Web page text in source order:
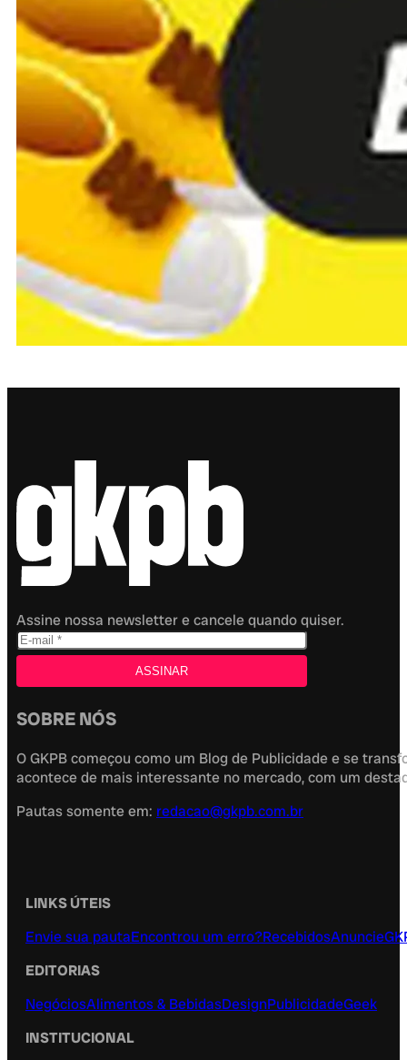
Assine nossa newsletter e cancele quando quiser.
SOBRE NÓS
O GKPB começou como um Blog de Publicidade e se
acontece de mais interessante no mercado, com um
Pautas somente em: redacao@gkpb.com.br
LINKS ÚTEIS
Envie sua pautaEncontrou um erro?RecebidosAnuncie
EDITORIAS
NegóciosAlimentos & BebidasDesignPublicidadeGeek
INSTITUCIONAL